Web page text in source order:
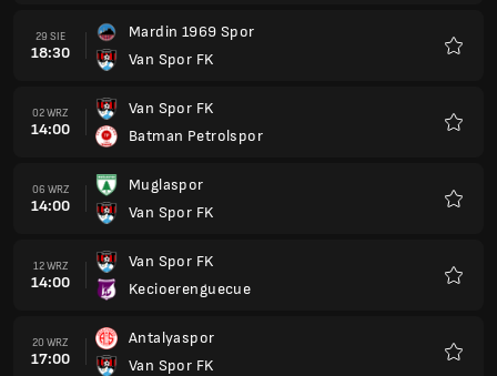
29 SIE
18:30
Mardin 1969 Spor
Van Spor FK
02 WRZ
14:00
Van Spor FK
Batman Petrolspor
06 WRZ
14:00
Muglaspor
Van Spor FK
12 WRZ
14:00
Van Spor FK
Kecioerenguecue
20 WRZ
17:00
Antalyaspor
Van Spor FK